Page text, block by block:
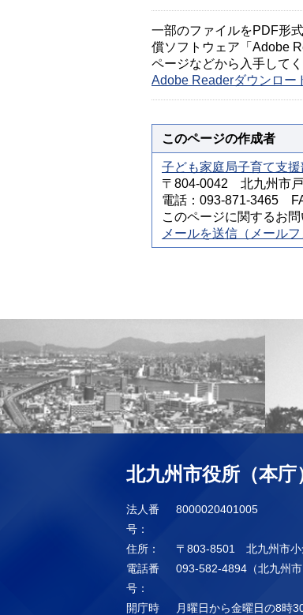
一部のファイルをPDF形
償ソフトウェア「Adobe
ページなどから入手してく
Adobe Readerダウンロー
このページの作成者
子ども家庭局子育て支
〒804-0042 北九州市
電話：093-871-3465
このページに関するお
メールを送信（メールフ
北九州市役所（本庁
法人番
号：
8000020401005
住所：
〒803-8501 北九州市小
電話番
号：
093-582-4894（北九州市
開庁時 月曜日から金曜日の8時